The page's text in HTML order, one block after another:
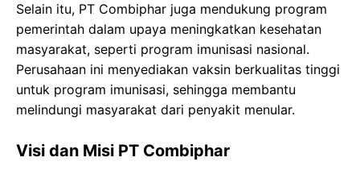
Selain itu, PT Combiphar juga mendukung program
pemerintah dalam upaya meningkatkan kesehatan
masyarakat, seperti program imunisasi nasional.
Perusahaan ini menyediakan vaksin berkualitas tinggi
untuk program imunisasi, sehingga membantu
melindungi masyarakat dari penyakit menular.
Visi dan Misi PT Combiphar